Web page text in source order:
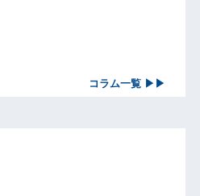
コラム一覧 ▶▶